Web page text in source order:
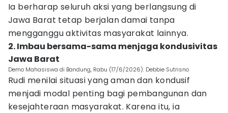
Ia berharap seluruh aksi yang berlangsung di
Jawa Barat tetap berjalan damai tanpa
mengganggu aktivitas masyarakat lainnya.
2. Imbau bersama-sama menjaga kondusivitas
Jawa Barat
Demo Mahasiswa di Bandung, Rabu (17/6/2026). Debbie Sutrisno
Rudi menilai situasi yang aman dan kondusif
menjadi modal penting bagi pembangunan dan
kesejahteraan masyarakat. Karena itu, ia